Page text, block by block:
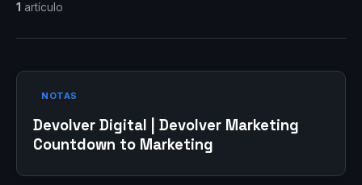
1 artículo
NOTAS
Devolver Digital | Devolver Marketing
Countdown to Marketing